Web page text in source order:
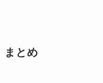
まとめ